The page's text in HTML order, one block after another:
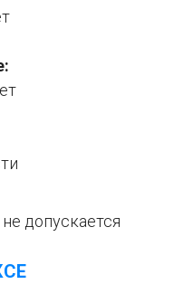
не допускается